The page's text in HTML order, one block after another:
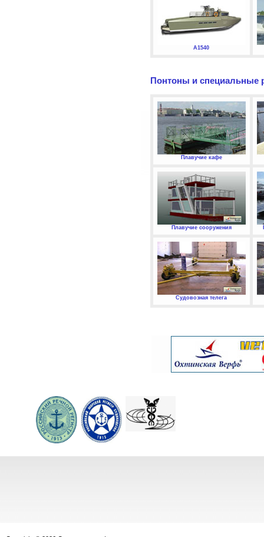
А1540
Понтоны и специальные
Плавучие кафе
Плавучие сооружения
Судовозная телега